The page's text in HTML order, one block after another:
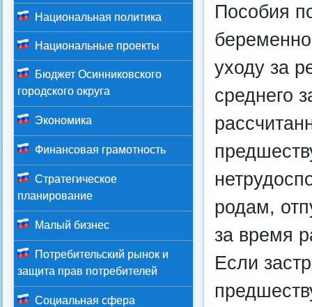
Пособия
уходу за
среднего
родам,
за время
Если
Национальная политика
Национальные проекты
Бюджет Осинниковского
городского округа
Экономика
Финансовая грамотность
Стратегическое
планирование
Малый бизнес
Потребительский рынок и
защита прав потребителей
Социальная сфера